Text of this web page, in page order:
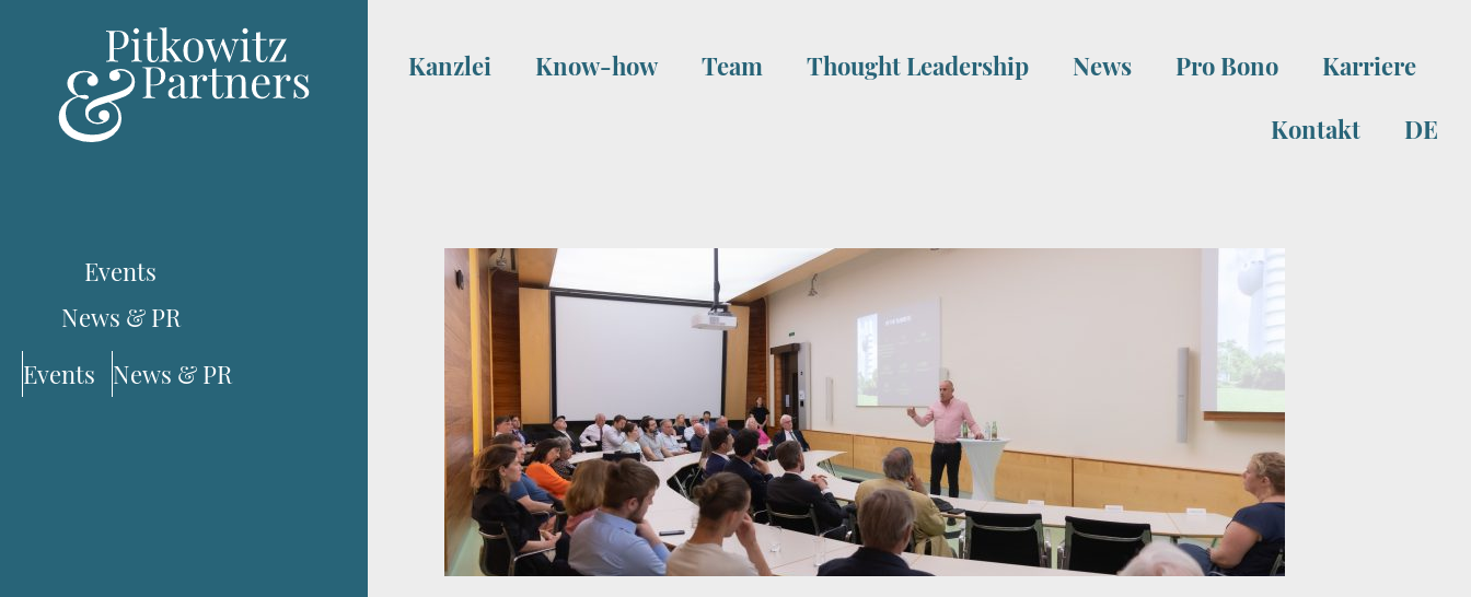
Kanzlei Know-how Team Thought Leadership News Pro Bono
Karriere
Kontakt
DE
Events
News & PR
Events News & PR